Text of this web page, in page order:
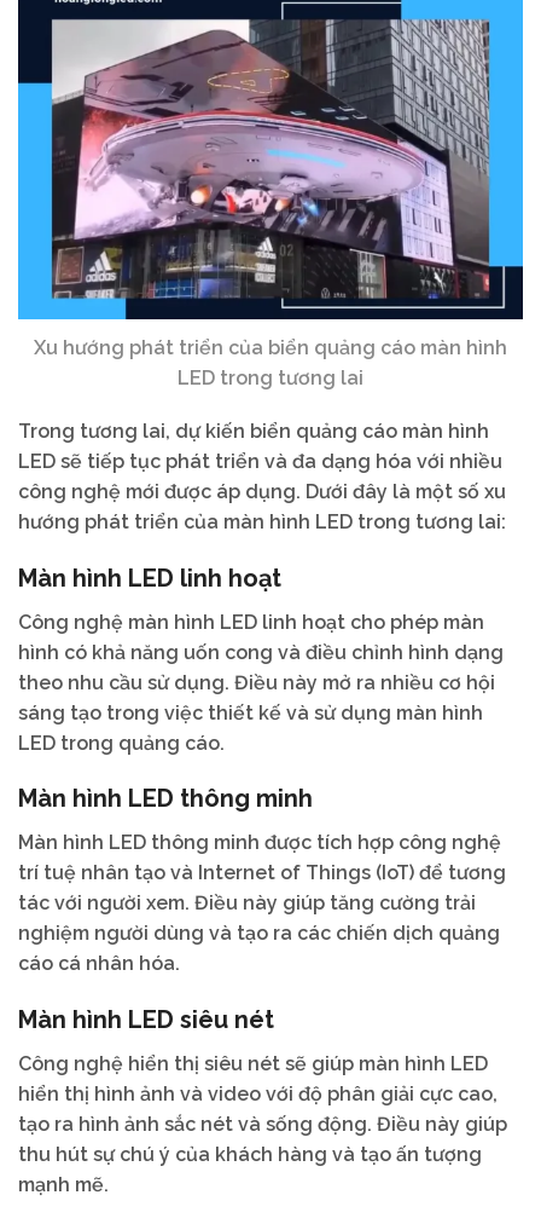
Xu hướng phát triển của biển quảng cáo màn hình
LED trong tương lai
Trong tương lai, dự kiến biển quảng cáo màn hình
LED sẽ tiếp tục phát triển và đa dạng hóa với nhiều
công nghệ mới được áp dụng. Dưới đây là một số xu
hướng phát triển của màn hình LED trong tương lai:
Màn hình LED linh hoạt
Công nghệ màn hình LED linh hoạt cho phép màn
hình có khả năng uốn cong và điều chỉnh hình dạng
theo nhu cầu sử dụng. Điều này mở ra nhiều cơ hội
sáng tạo trong việc thiết kế và sử dụng màn hình
LED trong quảng cáo.
Màn hình LED thông minh
Màn hình LED thông minh được tích hợp công nghệ
trí tuệ nhân tạo và Internet of Things (IoT) để tương
tác với người xem. Điều này giúp tăng cường trải
nghiệm người dùng và tạo ra các chiến dịch quảng
cáo cá nhân hóa.
Màn hình LED siêu nét
Công nghệ hiển thị siêu nét sẽ giúp màn hình LED
hiển thị hình ảnh và video với độ phân giải cực cao,
tạo ra hình ảnh sắc nét và sống động. Điều này giúp
thu hút sự chú ý của khách hàng và tạo ấn tượng
mạnh mẽ.